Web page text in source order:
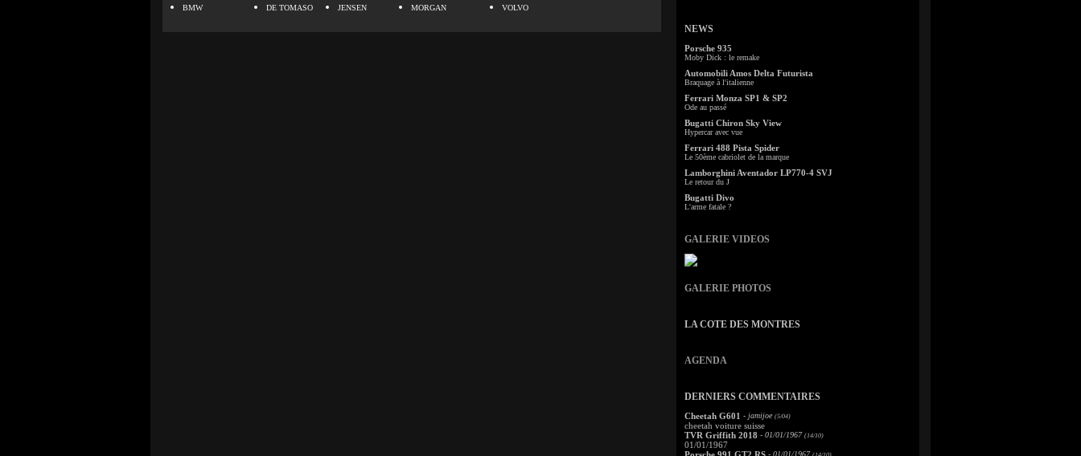
BMW
DE TOMASO
JENSEN
MORGAN
VOLVO
NEWS
Porsche 935
Moby Dick : le remake
Automobili Amos Delta Futurista
Braquage à l'italienne
Ferrari Monza SP1 & SP2
Ode au passé
Bugatti Chiron Sky View
Hypercar avec vue
Ferrari 488 Pista Spider
Le 50ème cabriolet de la marque
Lamborghini Aventador LP770-4 SVJ
Le retour du J
Bugatti Divo
L'arme fatale ?
GALERIE VIDEOS
GALERIE PHOTOS
LA COTE DES MONTRES
AGENDA
DERNIERS COMMENTAIRES
Cheetah G601 - jamijoe (5/04)
cheetah voiture suisse
TVR Griffith 2018 - 01/01/1967 (14/10)
01/01/1967
- 01/01/1967